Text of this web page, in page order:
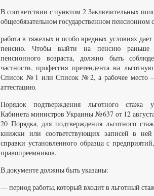
В соответствии с пунктом 2 Заключительных
общеобязательном государственном пенсионном
работа в тяжелых и особо вредных условиях
пенсию. Чтобы выйти на пенсию раньше
пенсионного возраста, должно быть
частности, профессия претендента на
Список №1 или Список №2, а рабочее место
аттестацию.
Порядок подтверждения льготного стажа
Кабинета министров Украины №637 от 12
20 Порядка, для подтверждения льготного
книжки или соответствующих записей в
справки установленного образца с
правопреемников.
В документе должны быть указаны:
— период работы, который входит в льготный